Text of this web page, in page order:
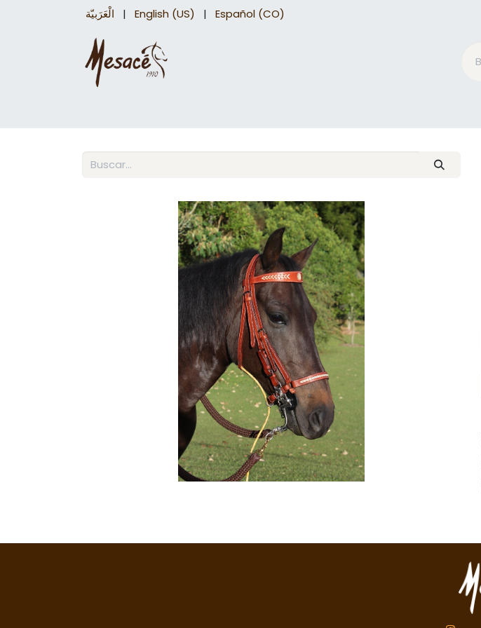
الْعَرَبيّة | English (US) | Español (CO)